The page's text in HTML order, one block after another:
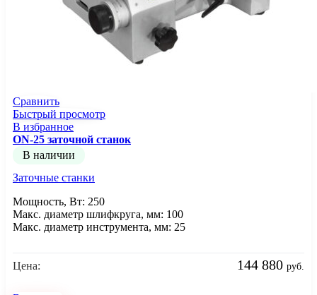
Сравнить
Быстрый просмотр
В избранное
ON-25 заточной станок
В наличии
Заточные станки
Цена: 144 880 руб.
Мощность, Вт: 250
Макс. диаметр шлифкруга, мм: 100
Макс. диаметр инструмента, мм: 25